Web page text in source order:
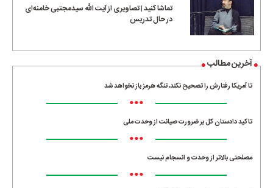
تماشا کنید | تصاویری از آیت الله سیدمجتبی خامنه‌ای
در حال تدریس
آخرین مطالب
تا آمریکا رفتارش را تصحیح نکند، تنگه هرمز باز نخواهد شد
•••
تاکید دادستان کل بر ضرورت صیانت از وحدت ملی
•••
مصلحتی بالاتر از وحدت و انسجام نیست
•••